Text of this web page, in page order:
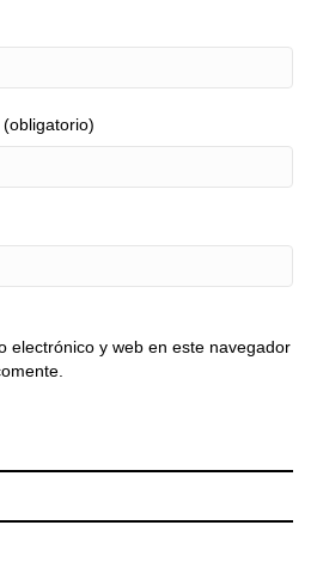
electrónico y web en este navegador